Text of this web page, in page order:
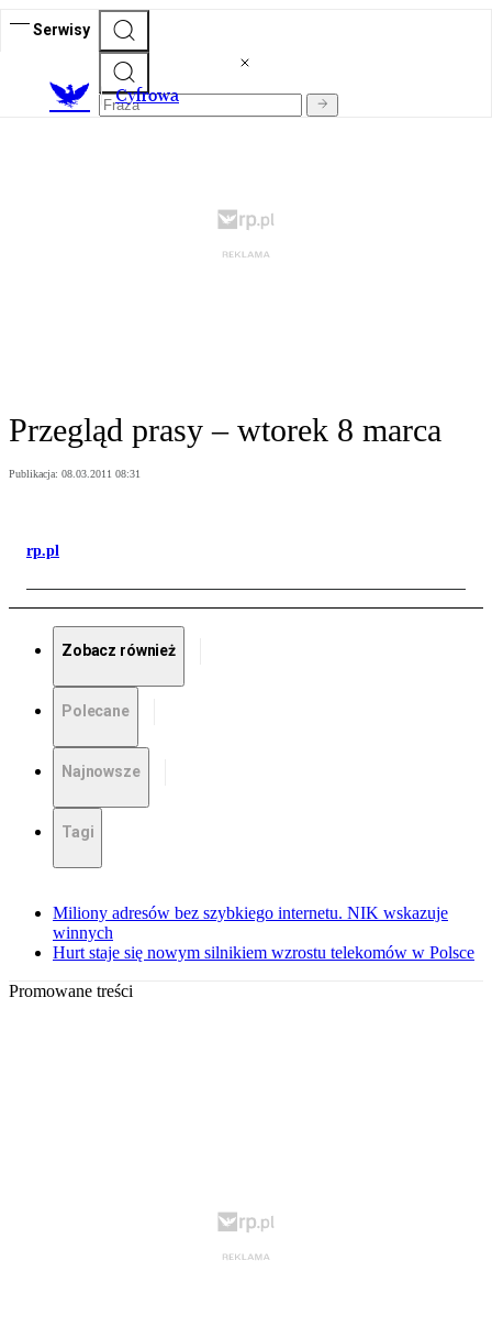
Serwisy
Cyfrowa
Przegląd prasy – wtorek 8 marca
Publikacja: 08.03.2011 08:31
rp.pl
Zobacz również
Polecane
Najnowsze
Tagi
Miliony adresów bez szybkiego internetu. NIK wskazuje
winnych
Hurt staje się nowym silnikiem wzrostu telekomów w Polsce
Promowane treści